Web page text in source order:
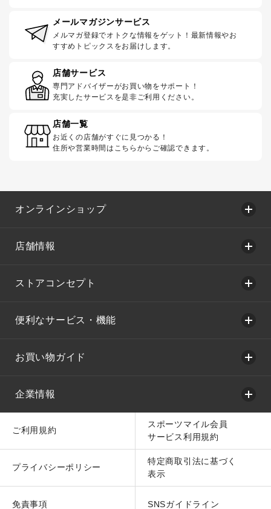
メールマガジンサービス
メルマガ登録でオトクな情報をゲット！最新情報やお
すすめトピックスをお届けします。
店舗サービス
専門アドバイザーがお買い物をサポート！
充実したサービスを是非ご利用ください。
店舗一覧
お近くの店舗がすぐに見つかる！
住所や営業時間はこちらからご確認できます。
オンラインショップ
店舗情報
ストアコンセプト
便利なサービス・機能
お買い物ガイド
企業情報
ご利用規約
スポーツマイル会員
サービス利用規約
プライバシーポリシー
特定商取引法に基づく
表示
免責事項 SNSガイドライン